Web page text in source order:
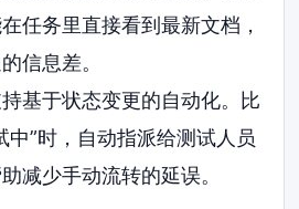
任务里直接看到最新文档，
信息差。
持基于状态变更的自动化。比
中”时，自动指派给测试人员
减少手动流转的延误。